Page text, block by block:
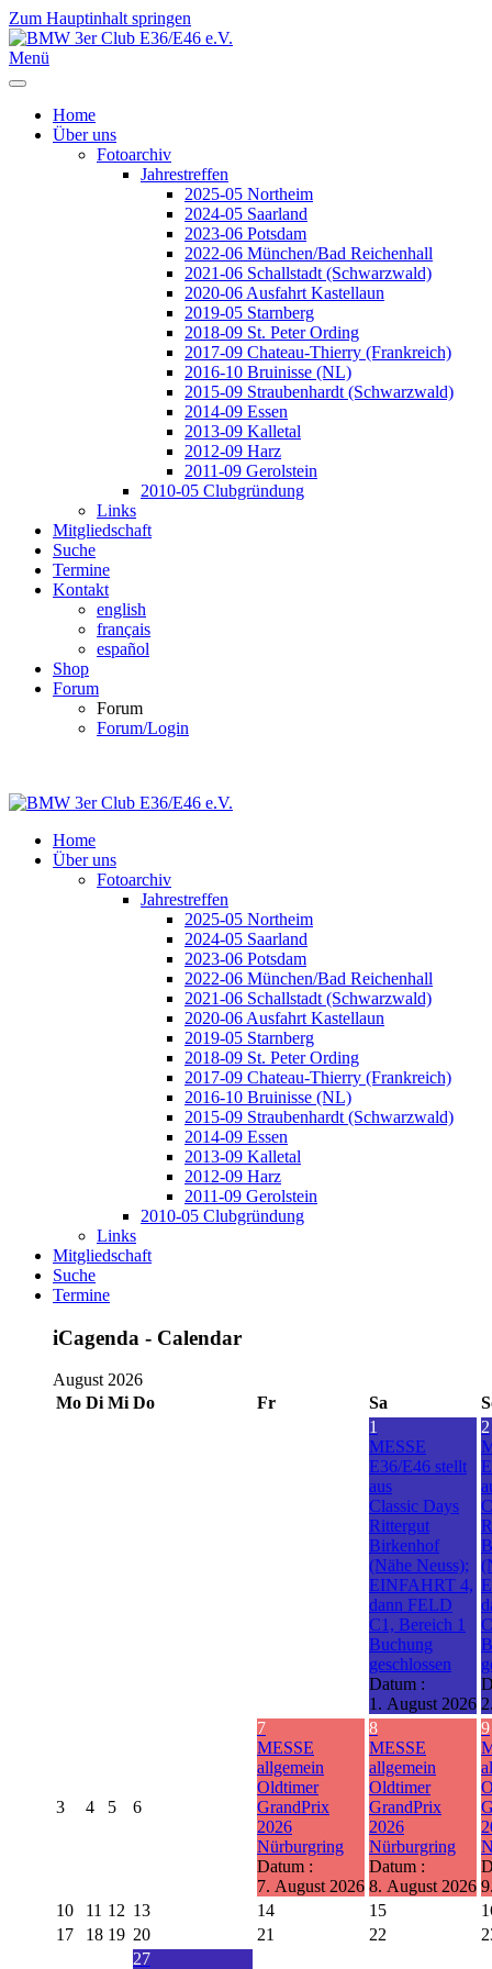
Zum Hauptinhalt springen
Menü
Home
Über uns
Fotoarchiv
Jahrestreffen
2025-05 Northeim
2024-05 Saarland
2023-06 Potsdam
2022-06 München/Bad Reichenhall
2021-06 Schallstadt (Schwarzwald)
2020-06 Ausfahrt Kastellaun
2019-05 Starnberg
2018-09 St. Peter Ording
2017-09 Chateau-Thierry (Frankreich)
2016-10 Bruinisse (NL)
2015-09 Straubenhardt (Schwarzwald)
2014-09 Essen
2013-09 Kalletal
2012-09 Harz
2011-09 Gerolstein
2010-05 Clubgründung
Links
Mitgliedschaft
Suche
Termine
Kontakt
english
français
español
Shop
Forum
Forum
Forum/Login
Home
Über uns
Fotoarchiv
Jahrestreffen
2025-05 Northeim
2024-05 Saarland
2023-06 Potsdam
2022-06 München/Bad Reichenhall
2021-06 Schallstadt (Schwarzwald)
2020-06 Ausfahrt Kastellaun
2019-05 Starnberg
2018-09 St. Peter Ording
2017-09 Chateau-Thierry (Frankreich)
2016-10 Bruinisse (NL)
2015-09 Straubenhardt (Schwarzwald)
2014-09 Essen
2013-09 Kalletal
2012-09 Harz
2011-09 Gerolstein
2010-05 Clubgründung
Links
Mitgliedschaft
Suche
Termine
iCagenda - Calendar
Jahr
Monat
Jahr
Monat
August 2026
Mo Di Mi Do Fr Sa
1
MESSE
E36/E46 stellt
aus
Classic Days
Rittergut
Birkenhof
(Nähe Neuss);
EINFAHRT 4,
dann FELD
C1, Bereich 1
Buchung
geschlossen
Datum :
1. August 2026
2
3 4 5 6
7
MESSE
allgemein
Oldtimer
GrandPrix
2026
Nürburgring
Datum :
7. August 2026
8
MESSE
allgemein
Oldtimer
GrandPrix
2026
Nürburgring
Datum :
8. August 2026
9
10
11 12 13 14 15
17
18 19 20 21 22
27